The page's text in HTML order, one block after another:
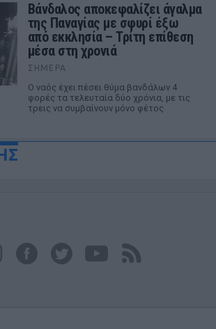
Βάνδαλος αποκεφαλίζει άγαλμα
της Παναγίας με σφυρί έξω
από εκκλησία – Τρίτη επίθεση
μέσα στη χρονιά
ΣΉΜΕΡΑ
Ο ναός έχει πέσει θύμα βανδάλων 4
φορές τα τελευταία δύο χρόνια, με τις
τρεις να συμβαίνουν μόνο φέτος